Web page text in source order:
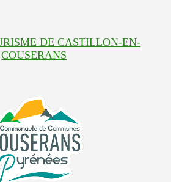
DE CASTILLON-EN-
COUSERANS